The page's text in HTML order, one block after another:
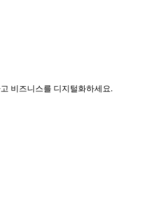
비즈니스를 디지털화하세요.